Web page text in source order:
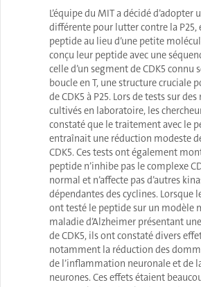
L’équipe du MIT a décidé d’adopter
différente pour lutter contre la P25,
peptide au lieu d’une petite
conçu leur peptide avec une
celle d’un segment de CDK5 connu
boucle en T, une structure cruciale
de CDK5 à P25. Lors de tests sur
cultivés en laboratoire, les
constaté que le traitement avec le
entraînait une réduction modeste
CDK5. Ces tests ont également
peptide n’inhibe pas le complexe
normal et n’affecte pas d’autres
dépendantes des cyclines. Lorsque
ont testé le peptide sur un modèle
maladie d’Alzheimer présentant
de CDK5, ils ont constaté divers
notamment la réduction des
de l’inflammation neuronale et de
neurones. Ces effets étaient